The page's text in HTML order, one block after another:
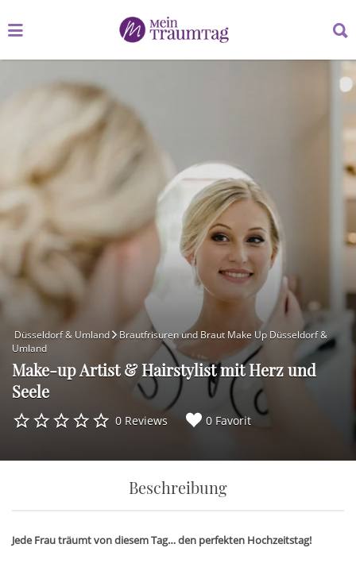
nach:
nach:
Düsseldorf & Umland
Brautfrisuren und Braut Make Up Düsseldorf &
Umland
Make-up Artist & Hairstylist mit Herz und
Seele
0 Reviews 0 Favorit
Beschreibung
Jede Frau träumt von diesem Tag… den perfekten Hochzeitstag!